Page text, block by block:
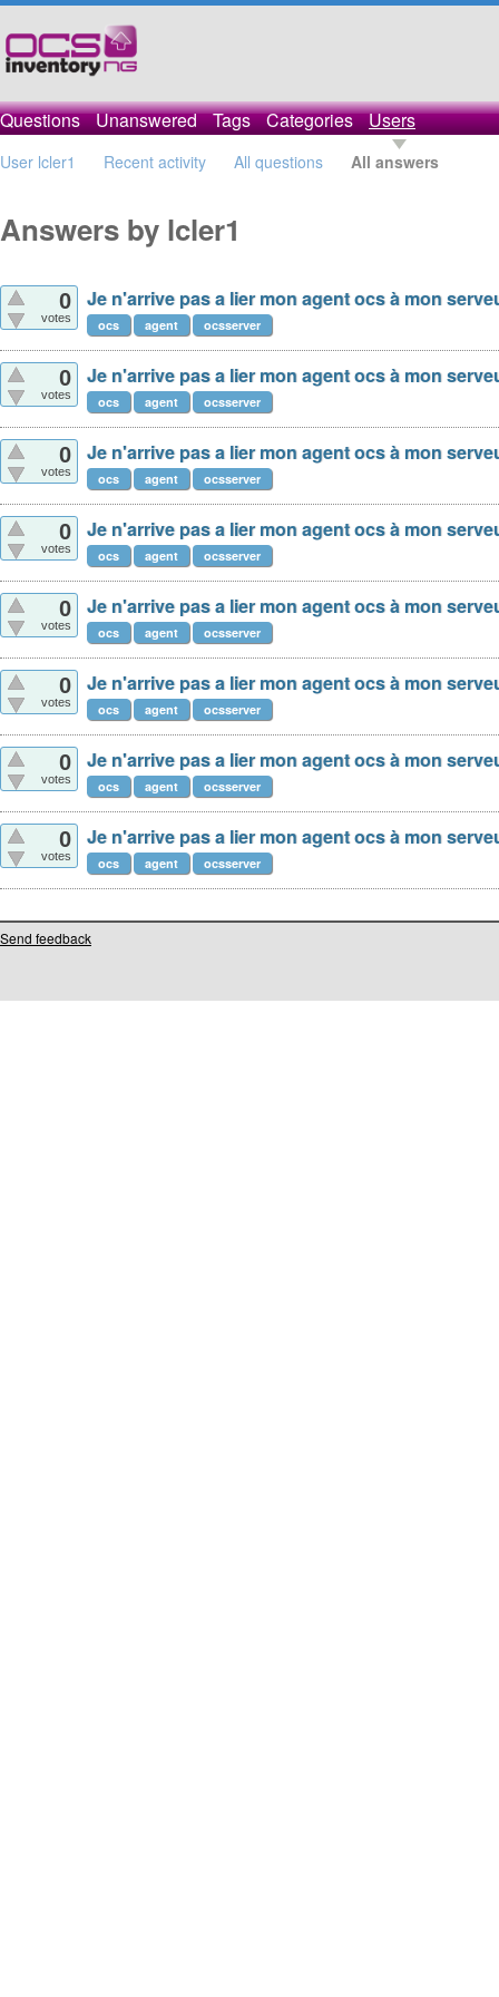
Questions Unanswered Tags Categories Users
User lcler1 Recent activity All questions All answers
Answers by lcler1
0
votes
Je n'arrive pas a lier mon agent ocs à mon
ocs agent ocsserver
0
votes
Je n'arrive pas a lier mon agent ocs à mon
ocs agent ocsserver
0
votes
Je n'arrive pas a lier mon agent ocs à mon
ocs agent ocsserver
0
votes
Je n'arrive pas a lier mon agent ocs à mon
ocs agent ocsserver
0
votes
Je n'arrive pas a lier mon agent ocs à mon
ocs agent ocsserver
0
votes
Je n'arrive pas a lier mon agent ocs à mon
ocs agent ocsserver
0
votes
Je n'arrive pas a lier mon agent ocs à mon
ocs agent ocsserver
0
votes
Je n'arrive pas a lier mon agent ocs à mon
ocs agent ocsserver
Send feedback